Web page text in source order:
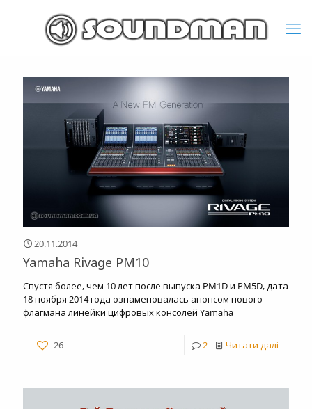
20.11.2014
Yamaha Rivage PM10
Спустя более, чем 10 лет после выпуска PM1D и PM5D, дата
18 ноября 2014 года ознаменовалась анонсом нового
флагмана линейки цифровых консолей Yamaha
26 2 Читати далі